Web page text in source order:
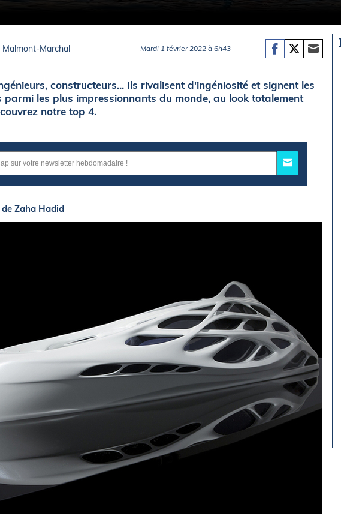
Malmont-Marchal Mardi 1 février 2022 à 6h43
constructeurs... Ils rivalisent d'ingéniosité et signent les
parmi les plus impressionnants du monde, au look totalement
notre top 4.
de Zaha Hadid